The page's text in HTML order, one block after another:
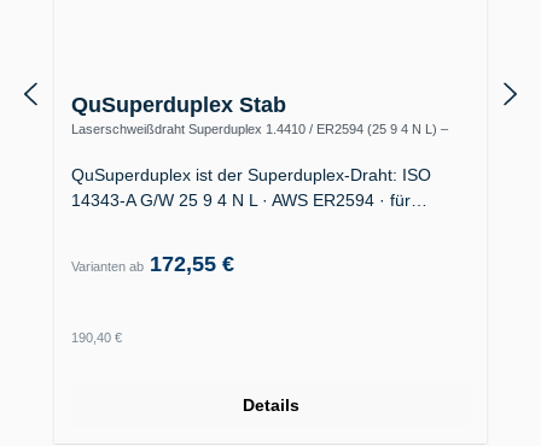
QuSuperduplex Stab
Laserschweißdraht Superduplex 1.4410 / ER2594 (25 9 4 N L) –
QuSuperduplex ist der Superduplex-Draht: ISO
14343-A G/W 25 9 4 N L · AWS ER2594 · für…
Varianten ab 172,55 €
Regulärer Preis:
190,40 €
Details